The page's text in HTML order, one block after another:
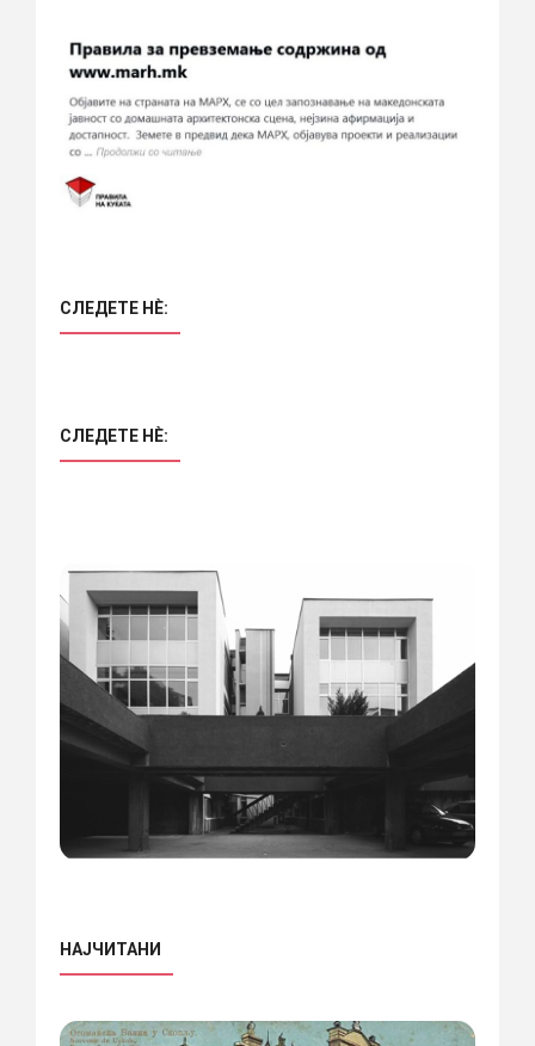
СЛЕДЕТЕ НÈ:
СЛЕДЕТЕ НÈ:
НАЈЧИТАНИ